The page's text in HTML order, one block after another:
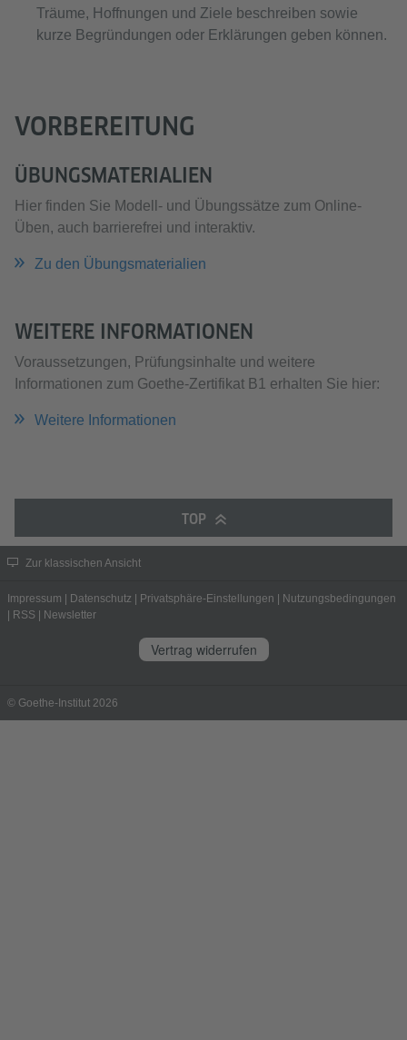
Träume, Hoffnungen und Ziele beschreiben sowie
kurze Begründungen oder Erklärungen geben können.
VORBEREITUNG
ÜBUNGSMATERIALIEN
Hier finden Sie Modell- und Übungssätze zum Online-
Üben, auch barrierefrei und interaktiv.
Zu den Übungsmaterialien
WEITERE INFORMATIONEN
Voraussetzungen, Prüfungsinhalte und weitere
Informationen zum Goethe-Zertifikat B1 erhalten Sie hier:
Weitere Informationen
TOP
Zur klassischen Ansicht
Impressum Datenschutz Privatsphäre-Einstellungen
Nutzungsbedingungen
RSS Newsletter
Vertrag widerrufen
© Goethe-Institut 2026